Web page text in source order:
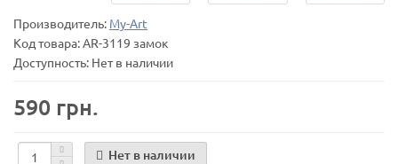
Производитель: My-Art
Код товара:AR-3119 замок
Доступность: Нет в наличии
590 грн.
Нет в наличии